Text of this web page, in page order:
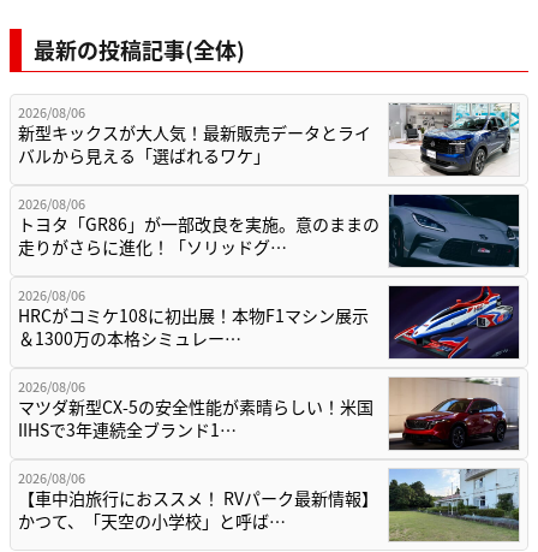
最新の投稿記事(全体)
2026/08/06
新型キックスが大人気！最新販売データとライ
バルから見える「選ばれるワケ」
2026/08/06
トヨタ「GR86」が一部改良を実施。意のままの
走りがさらに進化！「ソリッドグ…
2026/08/06
HRCがコミケ108に初出展！本物F1マシン展示
＆1300万の本格シミュレー…
2026/08/06
マツダ新型CX-5の安全性能が素晴らしい！米国
IIHSで3年連続全ブランド1…
2026/08/06
【車中泊旅行におススメ！ RVパーク最新情報】
かつて、「天空の小学校」と呼ば…